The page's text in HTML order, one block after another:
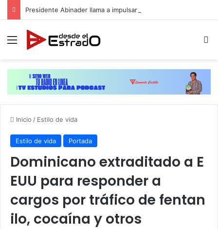
Menú
Inicio / Estilo de vida
Estilo de vida Portada
Dominicano extraditado a E
EUU para responder a
cargos por tráfico de fentan
ilo, cocaína y otros